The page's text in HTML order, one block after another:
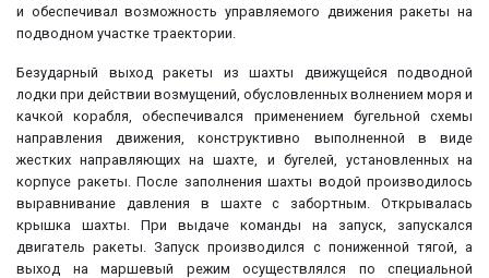
и обеспечивал возможность управляемого движения ракеты на
подводном участке траектории.
Безударный выход ракеты из шахты движущейся подводной
лодки при действии возмущений, обусловленных волнением моря и
качкой корабля, обеспечивался применением бугельной схемы
направления движения, конструктивно выполненной в виде
жестких направляющих на шахте, и бугелей, установленных на
корпусе ракеты. После заполнения шахты водой производилось
выравнивание давления в шахте с забортным. Открывалась
крышка шахты. При выдаче команды на запуск, запускался
двигатель ракеты. Запуск производился с пониженной тягой, а
выход на маршевый режим осуществлялся по специальной